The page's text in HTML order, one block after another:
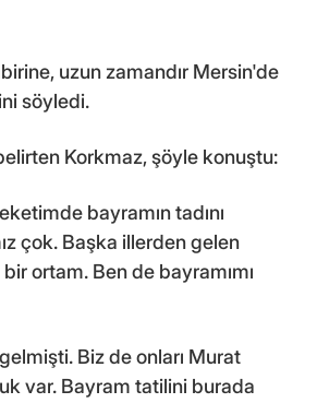
uzun zamandır Mersin'de
söyledi.
Korkmaz, şöyle konuştu:
bayramın tadını
çok. Başka illerden gelen
ortam. Ben de bayramımı
Biz de onları Murat
var. Bayram tatilini burada